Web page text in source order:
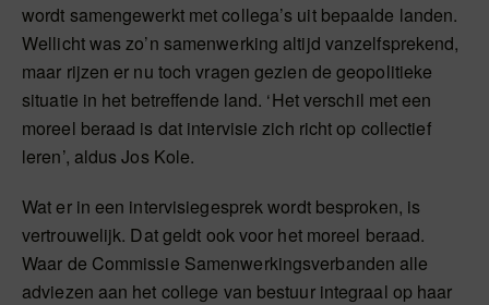
wordt samengewerkt met collega’s uit bepaalde landen.
Wellicht was zo’n samenwerking altijd vanzelfsprekend,
maar rijzen er nu toch vragen gezien de geopolitieke
situatie in het betreffende land. ‘Het verschil met een
moreel beraad is dat intervisie zich richt op collectief
leren’, aldus Jos Kole.
Wat er in een intervisiegesprek wordt besproken, is
vertrouwelijk. Dat geldt ook voor het moreel beraad.
Waar de Commissie Samenwerkingsverbanden alle
adviezen aan het college van bestuur integraal op haar